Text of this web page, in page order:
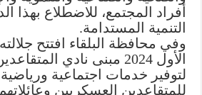
أفراد المجتمع، للاضطلاع بهذا
التنمية المستدامة.
الأول 2024 مبنى نادي
لتوفير خدمات اجتماعية ورياضية
للمتقاعدين العسكريين